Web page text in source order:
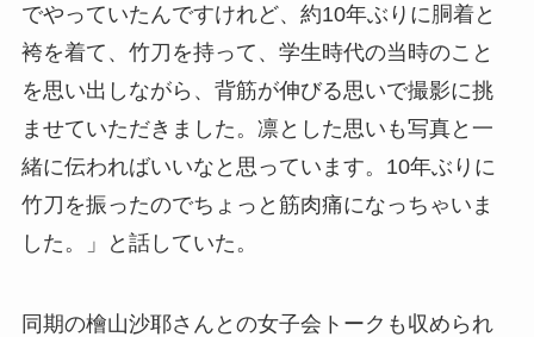
でやっていたんですけれど、約10年ぶりに胴着と
袴を着て、竹刀を持って、学生時代の当時のこと
を思い出しながら、背筋が伸びる思いで撮影に挑
ませていただきました。凛とした思いも写真と一
緒に伝わればいいなと思っています。10年ぶりに
竹刀を振ったのでちょっと筋肉痛になっちゃいま
した。」と話していた。
同期の檜山沙耶さんとの女子会トークも収められ